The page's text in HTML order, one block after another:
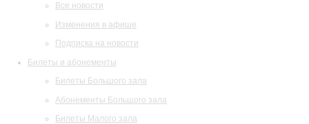
Все новости
Изменения в афише
Подписка на новости
Билеты и абонементы
Билеты Большого зала
Абонементы Большого зала
Билеты Малого зала